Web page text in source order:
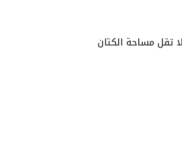
تقل مساحة الكتان